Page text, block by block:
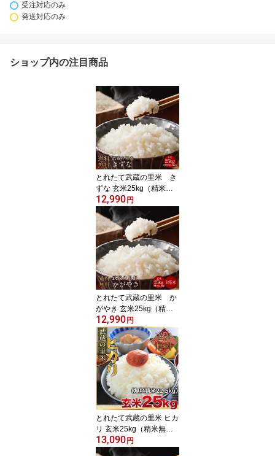
受注対応のみ
発送対応のみ
ショップ内の注目商品
とれたて武蔵の里米 き
ずな 玄米25kg（精米無
料）（農家直米）（送料
無料 但し北海道 中
国 九州 四国 沖縄
離島を除く）
12,990円
とれたて武蔵の里米 か
がやき 玄米25kg（精米
無料）（農家直米）（送
料無料 但し北海道 中
国 九州 四国 沖縄
離島を除く）
12,990円
とれたて武蔵の里米 ヒカ
リ 玄米25kg（精米無
料）（農家直米）（送料
無料 但し北海道 中
13,090円